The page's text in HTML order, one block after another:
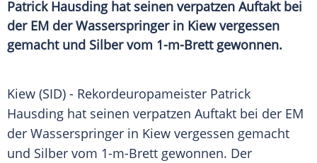
Patrick Hausding hat seinen verpatzen Auftakt bei
der EM der Wasserspringer in Kiew vergessen
gemacht und Silber vom 1-m-Brett gewonnen.
Kiew (SID) - Rekordeuropameister Patrick
Hausding hat seinen verpatzen Auftakt bei der EM
der Wasserspringer in Kiew vergessen gemacht
und Silber vom 1-m-Brett gewonnen. Der